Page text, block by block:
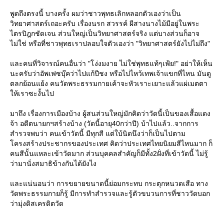
พูดถึงตรงนี้ บางครั้ง ผมว่าชาวพุทธเลิกหลอกตัวเองว่าเป็น
วิทยาศาสตร์เถอะครับ เรื่องนรก สวรรค์ ผีสางนางไม้มีอยู่ในพระ
ไตรปิฎกชัดเจน ส่วนใหญ่เป็นวิทยาศาสตร์จริง แต่บางส่วนก็อาจ
ไม่ใช่ หรือที่ชาวพุทธเราปลอบใจตัวเองว่า "วิทยาศาสตร์ยังไปไม่ถึง"
ละคนที่วิจารณ์คนอื่นว่า "โง่งมงาย ไม่ใช่พุทธแท้ๆเฟ้ย!" อย่าให้เห็น
นะครับว่าอัพเฟซบุ๊คว่าไปแก้ปีชง หรือไปไหว้เทพเจ้าแขกที่ไหน มันดู
ตลกย้อนแย้ง คนวัดพระธรรมกายเค้าจะหัวเราะเยาะแล้วแผ่เมตตา
ห้เราซะงั้นไป
มาถึง เรื่องการเมืองบ้าง ผู้สนส่วนใหญ่มักคิดว่าวัดนี้เป็นของเสื้อแดง
จ้า อดีตนายกฯสร้างบ้าง (วัดนี้อายุ40กว่าปี) บ้าไปแล้ว..จากการ
สำรวจพบว่า คนเข้าวัดนี้ มีทุกสี แต่ใบ้นิดนึงว่าก็เป็นไปตาม
ครงสร้างประชากรของประเทศ คิดว่าประเทศไทยนิยมสีไหนมาก ก็
คนสีนั้นแหละเข้าวัดมาก ส่วนบุคคลสำคัญก็มีทั้ง2ฝั่งที่เข้าวัดนี้ ไม่รู้
ว่ามานั่งสมาธิข้างกันได้ยังไง
ละแน่นอนว่า การขยายขนาดนี้ย่อมกระทบ กระตุกหนวดเสือ ทาง
วัดพระธรรมกายก็รู้ มีการทำสำรวจและรู้ตัวขบวนการที่ชาววัดบอก
ว่ามุ่งดิสเครดิตวัด